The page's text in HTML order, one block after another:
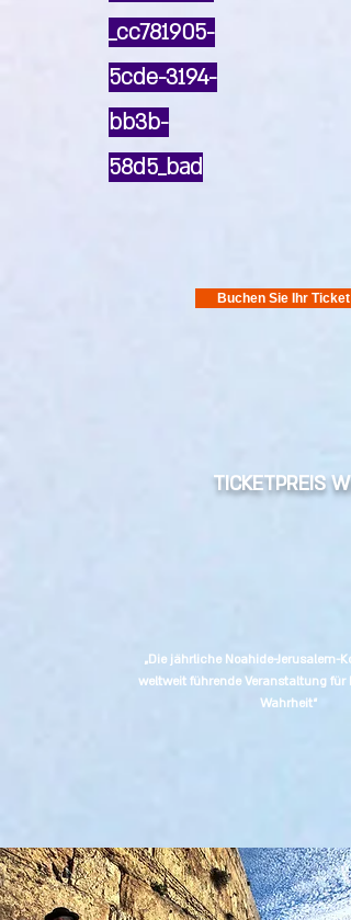
_cc781905-
5cde-3194-
bb3b-
58d5_bad
Buchen Sie Ihr Ticket
TICKETPREIS
„Die jährliche Noahide-Jerusalem-
weltweit führende Veranstaltung für
Wahrheit“